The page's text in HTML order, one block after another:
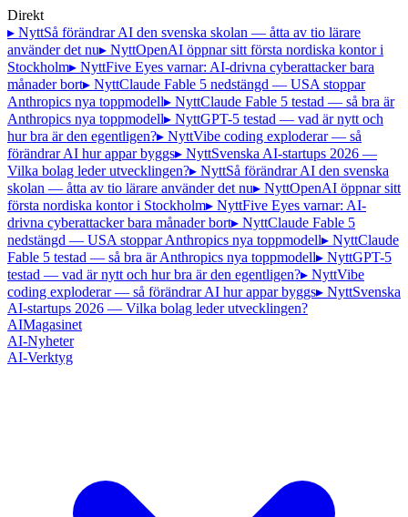
Direkt
▸ NyttSå förändrar AI den svenska skolan — åtta av tio lärare
använder det nu▸ NyttOpenAI öppnar sitt första nordiska kontor i
Stockholm▸ NyttFive Eyes varnar: AI-drivna cyberattacker bara
månader bort▸ NyttClaude Fable 5 nedstängd — USA stoppar
Anthropics nya toppmodell▸ NyttClaude Fable 5 testad — så bra är
Anthropics nya toppmodell▸ NyttGPT-5 testad — vad är nytt och
hur bra är den egentligen?▸ NyttVibe coding exploderar — så
förändrar AI hur appar byggs▸ NyttSvenska AI-startups 2026 —
Vilka bolag leder utvecklingen?▸ NyttSå förändrar AI den svenska
skolan — åtta av tio lärare använder det nu▸ NyttOpenAI öppnar sitt
första nordiska kontor i Stockholm▸ NyttFive Eyes varnar: AI-
drivna cyberattacker bara månader bort▸ NyttClaude Fable 5
nedstängd — USA stoppar Anthropics nya toppmodell▸ NyttClaude
Fable 5 testad — så bra är Anthropics nya toppmodell▸ NyttGPT-5
testad — vad är nytt och hur bra är den egentligen?▸ NyttVibe
coding exploderar — så förändrar AI hur appar byggs▸ NyttSvenska
AI-startups 2026 — Vilka bolag leder utvecklingen?
AIMagasinet
AI-Nyheter
AI-Verktyg